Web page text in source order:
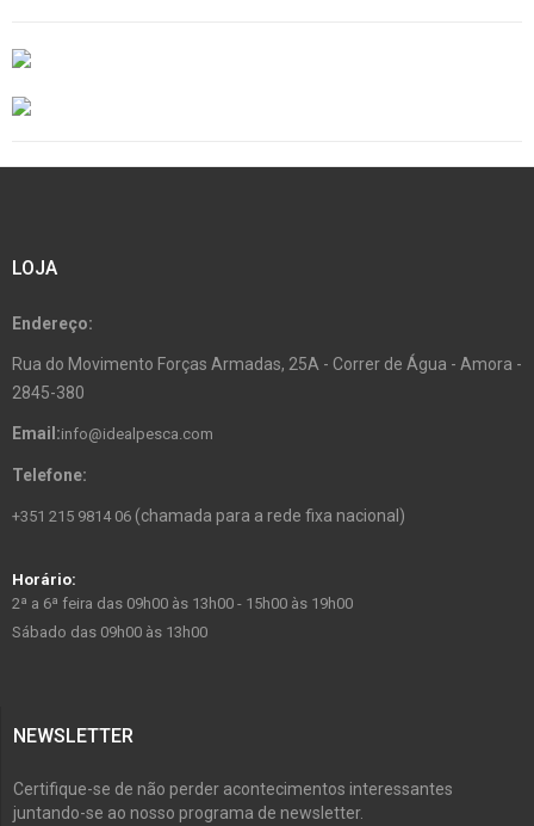
LOJA
Endereço:
Rua do Movimento Forças Armadas, 25A - Correr de Água - Amora -
2845-380
Email:info@idealpesca.com
Telefone:
+351 215 9814 06 (chamada para a rede fixa nacional)
Horário:
2ª a 6ª feira das 09h00 às 13h00 - 15h00 às 19h00
Sábado das 09h00 às 13h00
NEWSLETTER
Certifique-se de não perder acontecimentos interessantes
juntando-se ao nosso programa de newsletter.